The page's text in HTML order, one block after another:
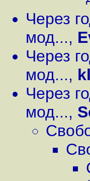
Через
мод...,
Через
мод...,
Через
мод...,